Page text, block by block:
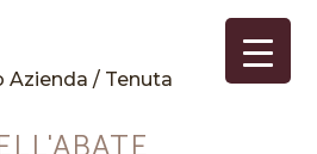
/ Tenuta